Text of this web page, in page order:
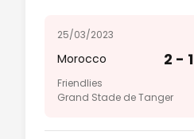
25/03/2023
Morocco 2 - 1
Friendlies
Grand Stade de Tanger